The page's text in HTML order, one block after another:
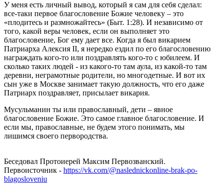
У меня есть личный вывод, который я сам для себя сделал:
все-таки первое благословение Божие человеку – это
«плодитесь и размножайтесь» (Быт. 1:28). И независимо от
того, какой веры человек, если он выполняет это
благословение, Бог ему дает все. Когда я был викарием
Патриарха Алексия II, я нередко ездил по его благословению
награждать кого-то или поздравлять кого-то с юбилеем. И
сколько таких людей - из какого-то там аула, из какой-то там
деревни, неграмотные родители, но многодетные. И вот их
сын уже в Москве занимает такую должность, что его даже
Патриарх поздравляет, присылает викария.
Мусульманин ты или православный, дети – явное
благословение Божие. Это самое главное благословение. И
если мы, православные, не будем этого понимать, мы
лишимся своего первородства.
Беседовал Протоиерей Максим Первозванский.
Первоисточник - https://vk.com/@naslednickonline-brak-po-
blagosloveniu